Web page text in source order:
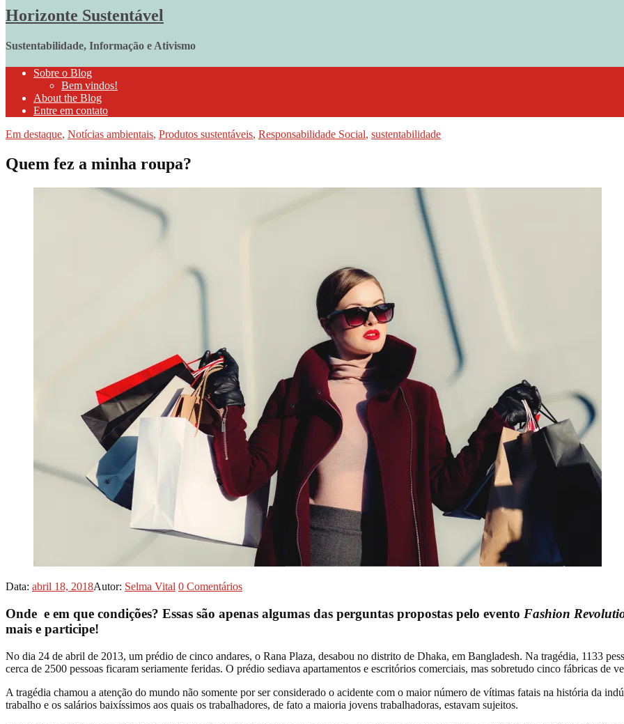
Horizonte Sustentável
Sustentabilidade, Informação e Ativismo
Sobre o Blog
Bem vindos!
About the Blog
Entre em contato
Em destaque, Notícias ambientais, Produtos sustentáveis, Responsabilidade Social, sustentabilidade
Quem fez a minha roupa?
Data: abril 18, 2018Autor: Selma Vital 0 Comentários
Onde e em que condições? Essas são apenas algumas das perguntas propostas pelo evento Fashion
mais e participe!
No dia 24 de abril de 2013, um prédio de cinco andares, o Rana Plaza, desabou no distrito de Dhaka, em Bangladesh. Na tragédia, 1133
cerca de 2500 pessoas ficaram seriamente feridas. O prédio sediava apartamentos e escritórios comerciais, mas sobretudo cinco fábricas de
A tragédia chamou a atenção do mundo não somente por ser considerado o acidente com o maior número de vítimas fatais na história da
trabalho e os salários baixíssimos aos quais os trabalhadores, de fato a maioria jovens trabalhadoras, estavam sujeitos.